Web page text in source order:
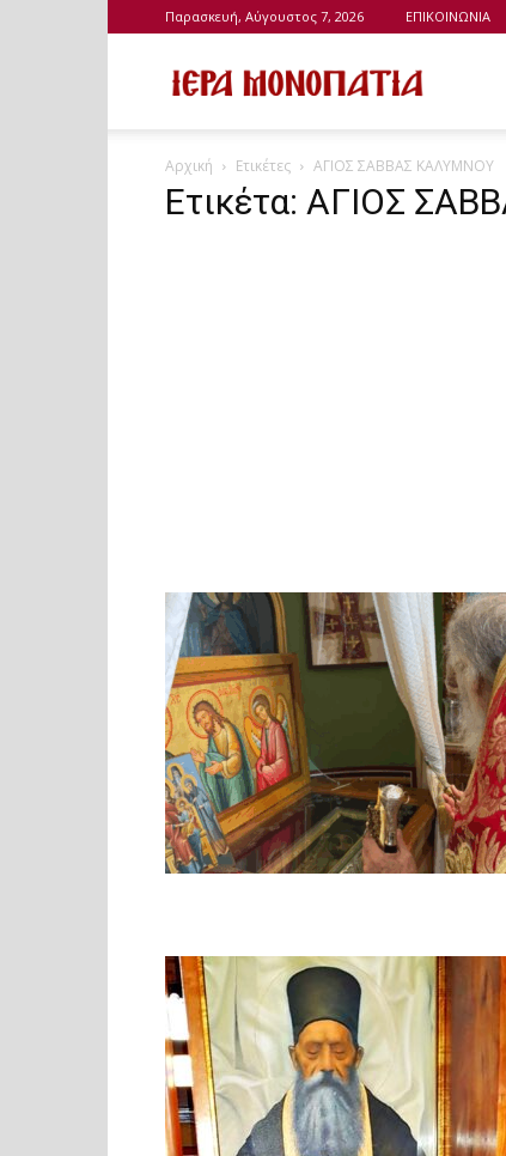
Παρασκευή, Αύγουστος 7, 2026 ΕΠΙΚΟΙΝΩΝΙΑ
Αρχική Ετικέτες ΑΓΙΟΣ ΣΑΒΒΑΣ ΚΑΛΥΜΝΟΥ
Ετικέτα: ΑΓΙΟΣ